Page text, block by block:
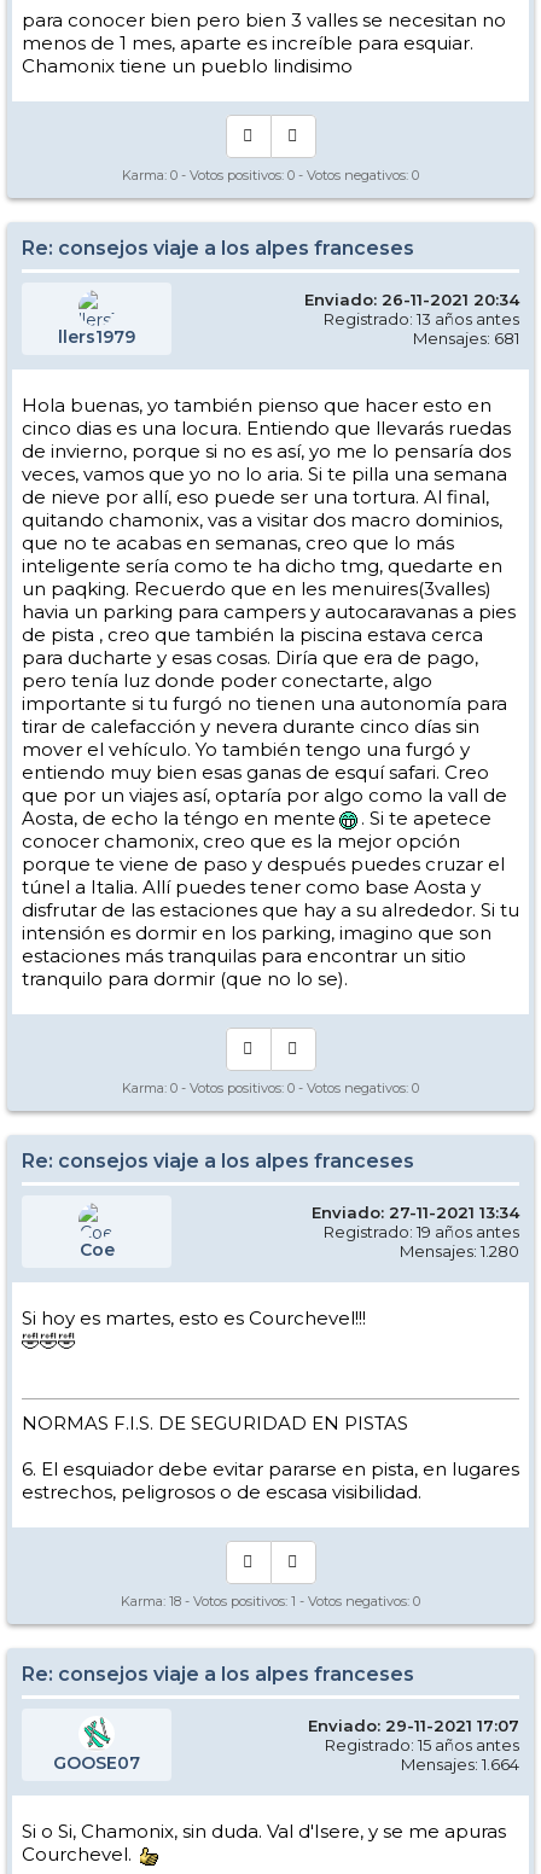
para conocer bien pero bien 3 valles se necesitan no
menos de 1 mes, aparte es increíble para esquiar.
Chamonix tiene un pueblo lindisimo
Karma: 0 - Votos positivos: 0 - Votos negativos: 0
Re: consejos viaje a los alpes franceses
llers1979
Enviado: 26-11-2021 20:34
Registrado: 13 años antes
Mensajes: 681
Hola buenas, yo también pienso que hacer esto en
cinco dias es una locura. Entiendo que llevarás ruedas
de invierno, porque si no es así, yo me lo pensaría dos
veces, vamos que yo no lo aria. Si te pilla una semana
de nieve por allí, eso puede ser una tortura. Al final,
quitando chamonix, vas a visitar dos macro dominios,
que no te acabas en semanas, creo que lo más
inteligente sería como te ha dicho tmg, quedarte en
un paqking. Recuerdo que en les menuires(3valles)
havia un parking para campers y autocaravanas a pies
de pista , creo que también la piscina estava cerca
para ducharte y esas cosas. Diría que era de pago,
pero tenía luz donde poder conectarte, algo
importante si tu furgó no tienen una autonomía para
tirar de calefacción y nevera durante cinco días sin
mover el vehículo. Yo también tengo una furgó y
entiendo muy bien esas ganas de esquí safari. Creo
que por un viajes así, optaría por algo como la vall de
Aosta, de echo la téngo en mente
. Si te apetece
conocer chamonix, creo que es la mejor opción
porque te viene de paso y después puedes cruzar el
túnel a Italia. Allí puedes tener como base Aosta y
disfrutar de las estaciones que hay a su alrededor. Si tu
intensión es dormir en los parking, imagino que son
estaciones más tranquilas para encontrar un sitio
tranquilo para dormir (que no lo se).
Karma: 0 - Votos positivos: 0 - Votos negativos: 0
Re: consejos viaje a los alpes franceses
Coe
Enviado: 27-11-2021 13:34
Registrado: 19 años antes
Mensajes: 1.280
Si hoy es martes, esto es Courchevel!!!
🤣🤣🤣
NORMAS F.I.S. DE SEGURIDAD EN PISTAS
6. El esquiador debe evitar pararse en pista, en lugares
estrechos, peligrosos o de escasa visibilidad.
Karma: 18 - Votos positivos: 1 - Votos negativos: 0
Re: consejos viaje a los alpes franceses
GOOSE07
Enviado: 29-11-2021 17:07
Registrado: 15 años antes
Mensajes: 1.664
Si o Si, Chamonix, sin duda. Val d'Isere, y se me apuras
Courchevel.